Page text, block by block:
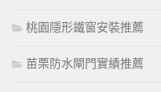
桃園隱形鐵窗安裝推薦
苗栗防水閘門實績推薦